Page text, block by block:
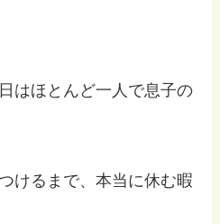
はほとんど一人で息子の
けるまで、本当に休む暇